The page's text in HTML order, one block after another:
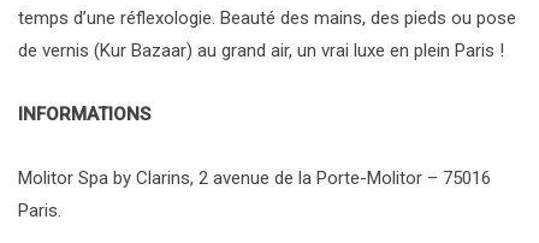
temps d’une réflexologie. Beauté des mains, des pieds ou pose
de vernis (Kur Bazaar) au grand air, un vrai luxe en plein Paris !
INFORMATIONS
Molitor Spa by Clarins, 2 avenue de la Porte-Molitor – 75016
Paris.